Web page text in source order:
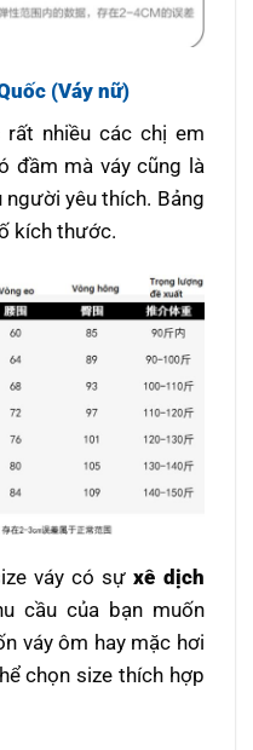
(Váy nữ)
nhiều các chị em
đầm mà váy cũng là
yêu thích. Bảng
kích thước.
váy có sự xê dịch
cầu của bạn muốn
váy ôm hay mặc hơi
chọn size thích hợp